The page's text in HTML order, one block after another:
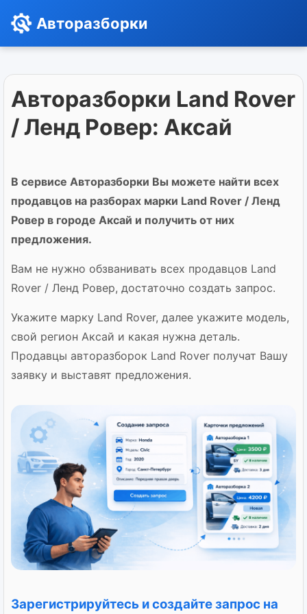
Авторазборки
Авторазборки Land Rover
/ Ленд Ровер: Аксай
В сервисе Авторазборки Вы можете найти всех
продавцов на разборах марки Land Rover / Ленд
Ровер в городе Аксай и получить от них
предложения.
Вам не нужно обзванивать всех продавцов Land
Rover / Ленд Ровер, достаточно создать запрос.
Укажите марку Land Rover, далее укажите модель,
свой регион Аксай и какая нужна деталь.
Продавцы авторазборок Land Rover получат Вашу
заявку и выставят предложения.
Зарегистрируйтесь и создайте запрос на